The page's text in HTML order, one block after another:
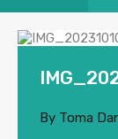
By Toma